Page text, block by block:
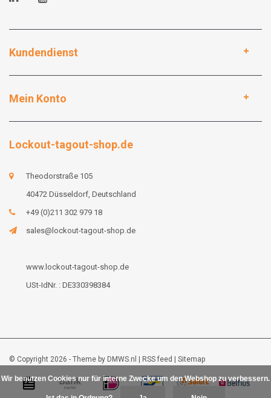
Kundendienst
Mein Konto
Lockout-tagout-shop.de
Theodorstraße 105
40472 Düsseldorf, Deutschland
+49 (0)211 302 979 18
sales@lockout-tagout-shop.de
www.lockout-tagout-shop.de
USt-IdNr. : DE330398384
© Copyright 2026 - Theme by DMWS.nl RSS feed Sitemap
Wir benutzen Cookies nur für interne Zwecke um den Webshop zu verbessern.